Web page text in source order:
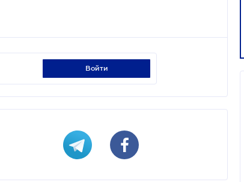
войти